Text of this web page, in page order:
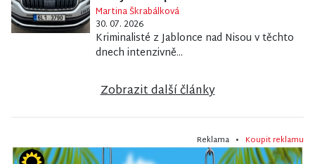
Martina Škrabálková
30. 07. 2026
Kriminalisté z Jablonce nad Nisou v těchto
dnech intenzivně...
Zobrazit další články
Reklama • Koupit reklamu